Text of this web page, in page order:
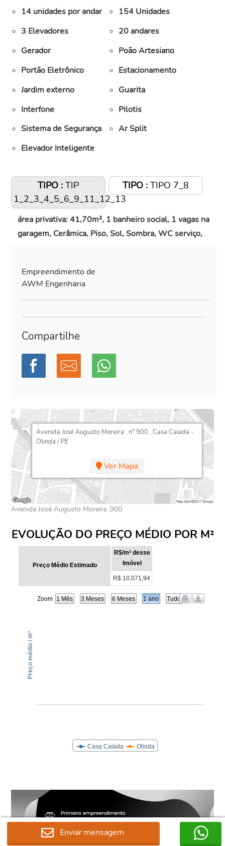
Enviar mensagem
14 unidades por andar
154 Unidades
3 Elevadores
20 andares
Gerador
Poão Artesiano
Portão Eletrônico
Estacionamento
Jardim externo
Guarita
Interfone
Pilotis
Sistema de Segurança
Ar Split
Elevador Inteligente
TIPO : TIP
1_2_3_4_5_6_9_11_12_13
TIPO :TIPO 7_8
área privativa: 41,70m², 1 banheiro social, 1 vagas na
garagem, Cerâmica, Piso, Sol, Sombra, WC serviço,
Empreendimento de
AWM Engenharia
Compartilhe
Avenida José Augusto Moreira , n° 900 , Casa Caiada -
Olinda / PE
Ver Mapa
Avenida José Augusto Moreira ,900
EVOLUÇÃO DO PREÇO MÉDIO POR M²